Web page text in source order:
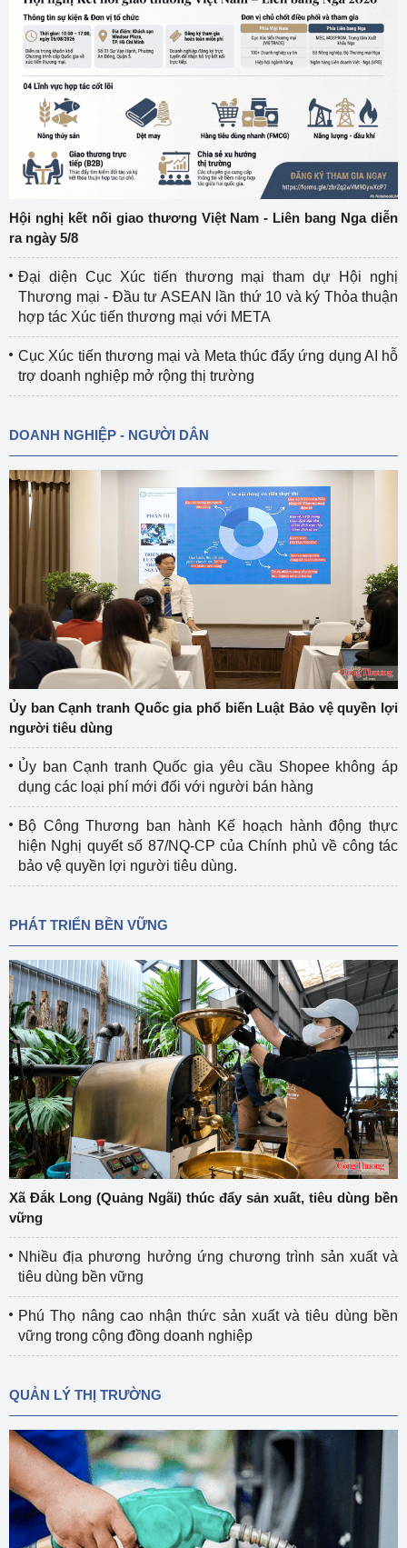
Hội nghị kết nối giao thương Việt Nam - Liên bang Nga diễn
ra ngày 5/8
Đại diện Cục Xúc tiến thương mại tham dự Hội nghị
Thương mại - Đầu tư ASEAN lần thứ 10 và ký Thỏa thuận
hợp tác Xúc tiến thương mại với META
Cục Xúc tiến thương mại và Meta thúc đẩy ứng dụng AI hỗ
trợ doanh nghiệp mở rộng thị trường
DOANH NGHIỆP - NGƯỜI DÂN
Ủy ban Cạnh tranh Quốc gia phổ biến Luật Bảo vệ quyền lợi
người tiêu dùng
Ủy ban Cạnh tranh Quốc gia yêu cầu Shopee không áp
dụng các loại phí mới đối với người bán hàng
Bộ Công Thương ban hành Kế hoạch hành động thực
hiện Nghị quyết số 87/NQ-CP của Chính phủ về công tác
bảo vệ quyền lợi người tiêu dùng.
PHÁT TRIỂN BỀN VỮNG
Xã Đắk Long (Quảng Ngãi) thúc đẩy sản xuất, tiêu dùng bền
vững
Nhiều địa phương hưởng ứng chương trình sản xuất và
tiêu dùng bền vững
Phú Thọ nâng cao nhận thức sản xuất và tiêu dùng bền
vững trong cộng đồng doanh nghiệp
QUẢN LÝ THỊ TRƯỜNG